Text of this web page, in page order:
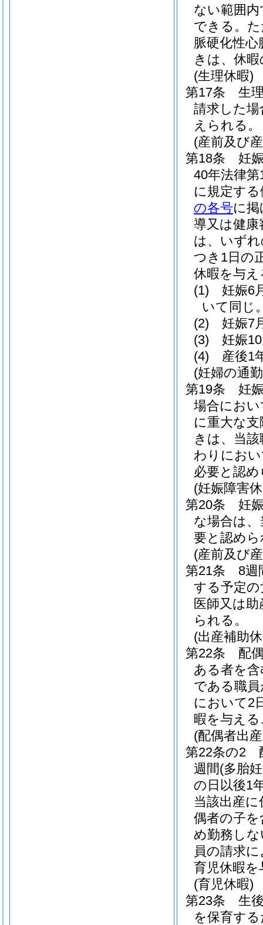
ない範囲
できる。
脈硬化性
きは、休
(生理休暇)
第17条
生
請求した
えられる。
(産前及び
第18条
妊
40年法律第
に規定す
の各号に
導又は健
は、いず
つき1日の
休暇を与
(1)
妊娠6
いて同じ
(2)
妊娠7
(3)
妊娠
(4)
産後1
(妊婦の通
第19条
妊
場合にお
に重大な
きは、当
わりにお
必要と認
(妊娠障害
第20条
妊
な場合は
要と認め
(産前及び
第21条
8週
する予定
医師又は
られる。
(出産補助
第22条
配
ある者を
である職
において2
暇を与え
(配偶者出
第22条の2
週間(多胎
の日以後1
当該出産
偶者の子を
め勤務し
員の請求
育児休暇
(育児休暇)
第23条
生
を保育す